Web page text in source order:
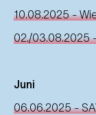
10.08.2025 -
02./03.08.2025
Juni
06.06.2025 -